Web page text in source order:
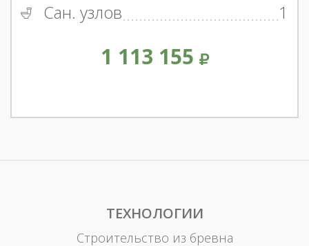
Сан. узлов
1
1 113 155
ТЕХНОЛОГИИ
Строительство из бревна